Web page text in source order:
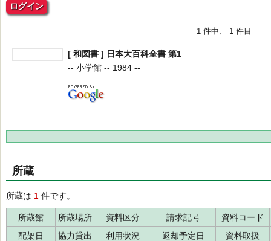
ログイン
1 件中、 1 件目
[ 和図書 ] 日本大百科全書 第1
-- 小学館 -- 1984 --
所蔵
所蔵は 1 件です。
所蔵館 所蔵場所 資料区分 請求記号
資料コード
配架日
協力貸出 利用状況 返却予定日
資料取扱